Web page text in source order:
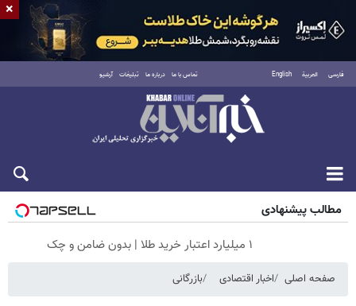
فارسی العربية English تماس با ما درباره ما تبلیغات آرشیو
جمعه ۱۶ مرداد ۱۴۰۵
مطالب پیشنهادی
۱ میلیارد اعتبار خرید طلا | بدون ضامن و چک
صفحه اصلی اخبار اقتصادی بازرگانی
×